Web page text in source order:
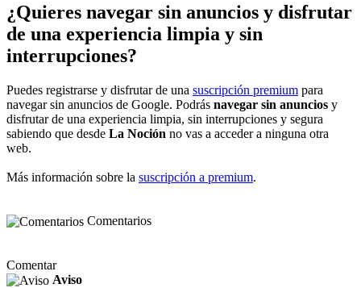
¿Quieres navegar sin anuncios y disfrutar
de una experiencia limpia y sin
interrupciones?
Puedes registrarse y disfrutar de una suscripción premium para
navegar sin anuncios de Google. Podrás navegar sin anuncios y
disfrutar de una experiencia limpia, sin interrupciones y segura
sabiendo que desde La Noción no vas a acceder a ninguna otra
web.
Más información sobre la suscripción a premium.
Comentarios
Comentar
Aviso